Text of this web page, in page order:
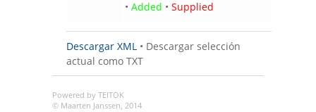
• Added • Supplied
Descargar XML • Descargar selección
actual como TXT
Powered by TEITOK
© Maarten Janssen, 2014